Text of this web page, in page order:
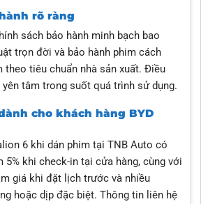
rõ ràng
sách bảo hành minh bạch bao
trọn đời và bảo hành phim cách
theo tiêu chuẩn nhà sản xuất. Điều
yên tâm trong suốt quá trình sử dụng.
cho khách hàng BYD
6 khi dán phim tại TNB Auto có
5% khi check-in tại cửa hàng, cùng với
giá khi đặt lịch trước và nhiều
hoặc dịp đặc biệt. Thông tin liên hệ